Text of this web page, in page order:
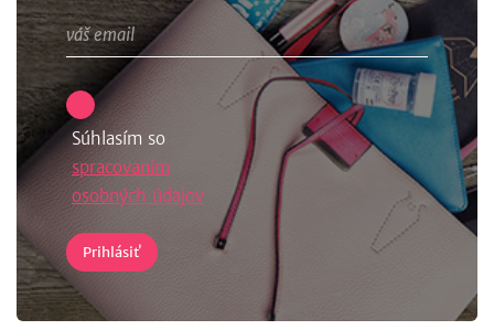
Súhlasím so
spracovaním
osobných údajov